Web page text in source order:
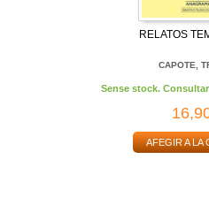
RELATOS
CAPOTE,
Sense stock.
AFEGIR A LA